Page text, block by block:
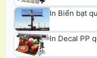
In Biển bạt
In Decal PP